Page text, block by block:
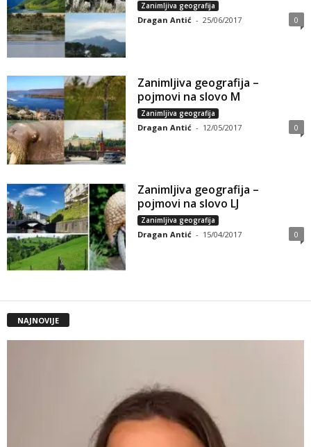
Zanimljiva geografija
Dragan Antić - 25/06/2017 0
Zanimljiva geografija –
pojmovi na slovo M
Zanimljiva geografija
Dragan Antić - 12/05/2017 0
Zanimljiva geografija –
pojmovi na slovo LJ
Zanimljiva geografija
Dragan Antić - 15/04/2017 0
NAJNOVIJE